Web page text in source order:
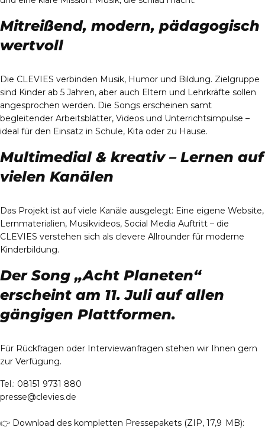
Mitreißend, modern, pädagogisch
wertvoll
Die CLEVIES verbinden Musik, Humor und Bildung. Zielgruppe
sind Kinder ab 5 Jahren, aber auch Eltern und Lehrkräfte sollen
angesprochen werden. Die Songs erscheinen samt
begleitender Arbeitsblätter, Videos und Unterrichtsimpulse –
ideal für den Einsatz in Schule, Kita oder zu Hause.
Multimedial & kreativ – Lernen auf
vielen Kanälen
Das Projekt ist auf viele Kanäle ausgelegt: Eine eigene Website,
Lernmaterialien, Musikvideos, Social Media Auftritt – die
CLEVIES verstehen sich als clevere Allrounder für moderne
Kinderbildung.
Der Song „Acht Planeten“
erscheint am 11. Juli auf allen
gängigen Plattformen.
Für Rückfragen oder Interviewanfragen stehen wir Ihnen gern
zur Verfügung.
Tel.: 08151 9731 880
presse@clevies.de
👉 Download des kompletten Pressepakets (ZIP, 17,9 MB):